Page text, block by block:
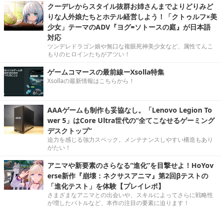
クーデレからスタイル抜群お姉さんまでよりどりみど
りな人外娘たちとホテル経営しよう！「クトゥルフ×美
少女」テーマのADV『ヨグ=ソトースの庭』が日本語
対応
ツンデレドラゴン娘や無口な複眼死神美少女など、属性てんこ
もりのヒロインたちがアツい！
ゲームコマースの最前線ーXsolla特集
Xsollaの最新情報はこちらから！
AAAゲームも制作も妥協なし。「Lenovo Legion To
wer 5」はCore Ultra世代の“全てこなせるゲーミング
デスクトップ”
迫力を感じる強力スペック。メンテナンスしやすい構造もあり
がたい！
アニマや新要素のさらなる“進化”を目撃せよ！HoYov
erse新作『崩壊：ネクサスアニマ』第2回βテストの
「進化テスト」を体験【プレイレポ】
さまざまなアニマとの出会いや、スキルによってさらに戦略性
が増したバトルなど、本作の注目の要素に迫ります！